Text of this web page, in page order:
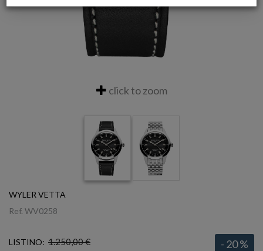
click to zoom
WYLER VETTA
Ref. WV0258
LISTINO: 1.250,00 € - 20 %